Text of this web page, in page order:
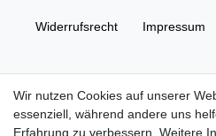
Widerrufs­recht Impressum
© Copyright 2026 | Alle Rechte
Wir nutzen Cookies auf unserer
essenziell, während andere uns
Erfahrung zu verbessern. Weitere